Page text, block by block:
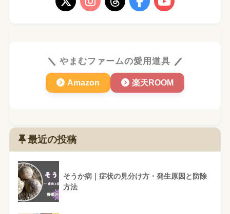
やまむファームの愛用道具
Amazon 楽天ROOM
最近の投稿
そうか病｜症状の見分け方・発生原因と防除
方法